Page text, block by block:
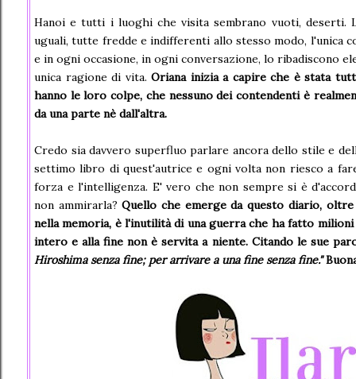
Hanoi e tutti i luoghi che visita sembrano vuoti, deserti.
uguali, tutte fredde e indifferenti allo stesso modo, l'unica
e in ogni occasione, in ogni conversazione, lo ribadiscono
unica ragione di vita. Oriana inizia a capire che è stata
hanno le loro colpe, che nessuno dei contendenti è
da una parte nè dall'altra.
Credo sia davvero superfluo parlare ancora dello stile e
settimo libro di quest'autrice e ogni volta non riesco a
forza e l'intelligenza. E' vero che non sempre si è
non ammirarla? Quello che emerge da questo diario,
nella memoria, è l'inutilità di una guerra che ha fatto
intero e alla fine non è servita a niente. Citando le sue
Hiroshima senza fine; per arrivare a una fine senza fine."